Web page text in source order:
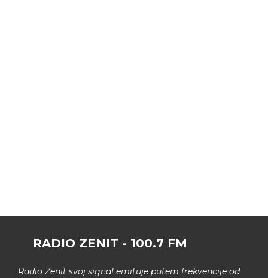
RADIO ZENIT - 100.7 FM
Radio Zenit svoj signal emituje putem frekvencije od